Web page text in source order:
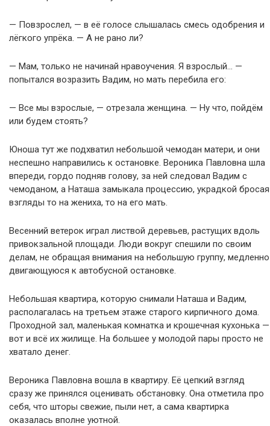
— Повзрослел, — в её голосе слышалась смесь одобрения и
лёгкого упрёка. — А не рано ли?
— Мам, только не начинай нравоучения. Я взрослый… —
попытался возразить Вадим, но мать перебила его:
— Все мы взрослые, — отрезала женщина. — Ну что, пойдём
или будем стоять?
Юноша тут же подхватил небольшой чемодан матери, и они
неспешно направились к остановке. Вероника Павловна шла
впереди, гордо подняв голову, за ней следовал Вадим с
чемоданом, а Наташа замыкала процессию, украдкой бросая
взгляды то на жениха, то на его мать.
Весенний ветерок играл листвой деревьев, растущих вдоль
привокзальной площади. Люди вокруг спешили по своим
делам, не обращая внимания на небольшую группу, медленно
двигающуюся к автобусной остановке.
Небольшая квартира, которую снимали Наташа и Вадим,
располагалась на третьем этаже старого кирпичного дома.
Проходной зал, маленькая комнатка и крошечная кухонька —
вот и всё их жилище. На большее у молодой пары просто не
хватало денег.
Вероника Павловна вошла в квартиру. Её цепкий взгляд
сразу же принялся оценивать обстановку. Она отметила про
себя, что шторы свежие, пыли нет, а сама квартирка
оказалась вполне уютной.